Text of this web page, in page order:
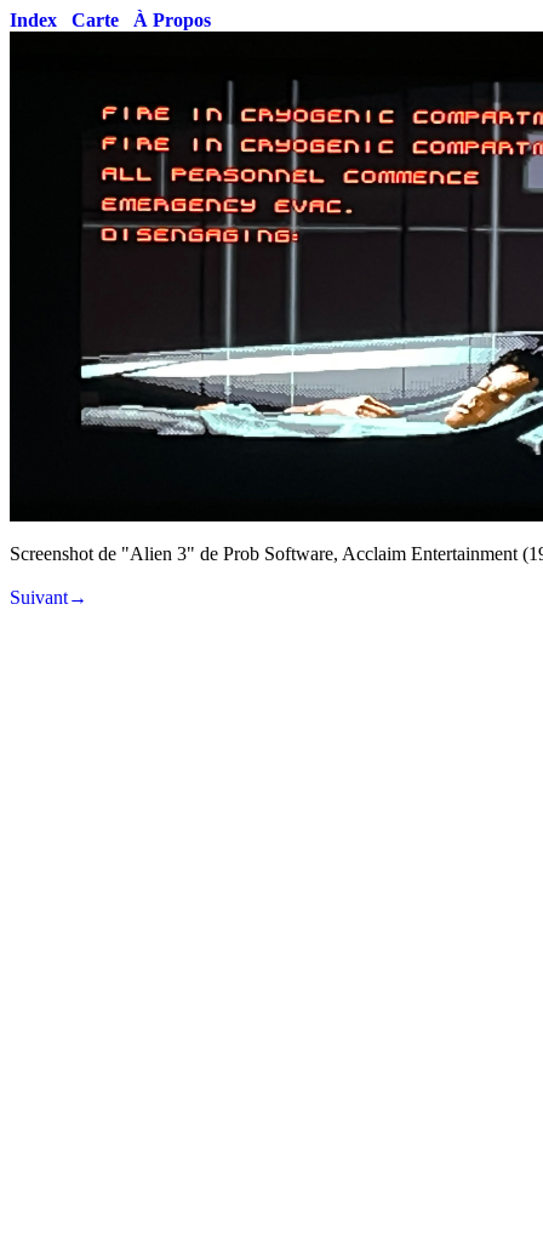
Index Carte À Propos
Screenshot de "Alien 3" de Prob Software, Acclaim Entertainment
Suivant→